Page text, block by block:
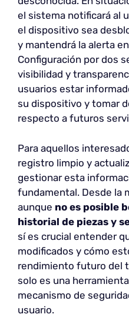
el sistema notificará al
el dispositivo sea
y mantendrá la alerta
Configuración por dos
visibilidad y
usuarios estar
su dispositivo y tomar
respecto a futuros
Para aquellos
registro limpio y
gestionar esta
fundamental. Desde la
aunque no es posible
historial de piezas y
sí es crucial entender
modificados y cómo
rendimiento futuro del
solo es una
mecanismo de
usuario.